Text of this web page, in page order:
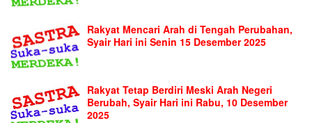
Rakyat Mencari Arah di Tengah Perubahan,
Syair Hari ini Senin 15 Desember 2025
Rakyat Tetap Berdiri Meski Arah Negeri
Berubah, Syair Hari ini Rabu, 10 Desember
2025